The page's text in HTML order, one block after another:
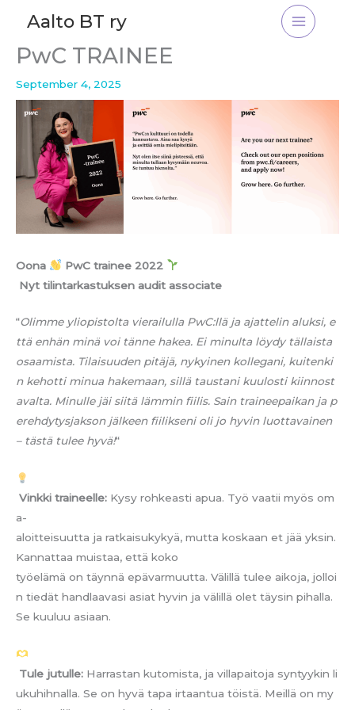
content
Aalto BT ry
PwC TRAINEE
September 4, 2025
Oona
PwC trainee 2022
Nyt tilintarkastuksen audit associate
“Olimme yliopistolta vierailulla PwC:llä ja ajattelin aluksi, e
ttä enhän minä voi tänne hakea. Ei minulta löydy tällaista
osaamista. Tilaisuuden pitäjä, nykyinen kollegani, kuitenki
n kehotti minua hakemaan, sillä taustani kuulosti kiinnost
avalta. Minulle jäi siitä lämmin fiilis. Sain traineepaikan ja p
erehdytysjakson jälkeen fiilikseni oli jo hyvin luottavainen
– tästä tulee hyvä!“
Vinkki traineelle: Kysy rohkeasti apua. Työ vaatii myös om
a-
aloitteisuutta ja ratkaisukykyä, mutta koskaan et jää yksin.
Kannattaa muistaa, että koko
työelämä on täynnä epävarmuutta. Välillä tulee aikoja, jolloi
n tiedät handlaavasi asiat hyvin ja välillä olet täysin pihalla.
Se kuuluu asiaan.
Tule jutulle: Harrastan kutomista, ja villapaitoja syntyykin li
ukuhihnalla. Se on hyvä tapa irtaantua töistä. Meillä on my